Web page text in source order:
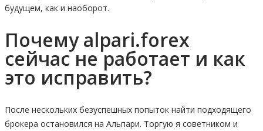
будущем, как и наоборот.
Почему alpari.forex
сейчас не работает и как
это исправить?
После нескольких безуспешных попыток найти подходящего
брокера остановился на Альпари. Торгую я советником и